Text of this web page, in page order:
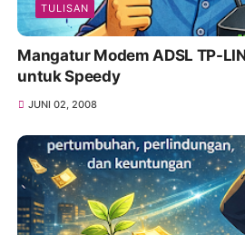
TULISAN
Mangatur Modem ADSL TP-
untuk Speedy
JUNI 02, 2008